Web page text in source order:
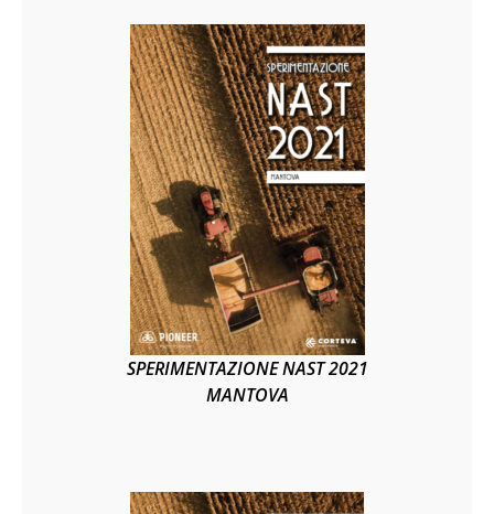
SPERIMENTAZIONE NAST 2021
MANTOVA